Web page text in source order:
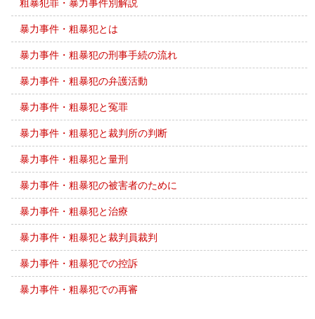
粗暴犯罪・暴力事件別解説
暴力事件・粗暴犯とは
暴力事件・粗暴犯の刑事手続の流れ
暴力事件・粗暴犯の弁護活動
暴力事件・粗暴犯と冤罪
暴力事件・粗暴犯と裁判所の判断
暴力事件・粗暴犯と量刑
暴力事件・粗暴犯の被害者のために
暴力事件・粗暴犯と治療
暴力事件・粗暴犯と裁判員裁判
暴力事件・粗暴犯での控訴
暴力事件・粗暴犯での再審